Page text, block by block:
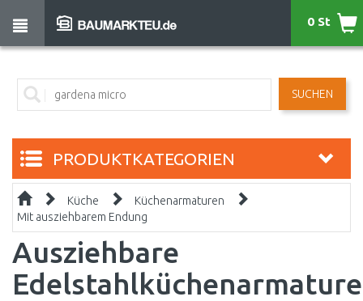
SUCHEN
0 St
PRODUKTKATEGORIEN
Küche
Küchenarmaturen
Mit ausziehbarem Endung
Ausziehbare